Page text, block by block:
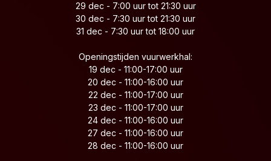
29 dec - 7:00 uur tot 21:30 uur
30 dec - 7:30 uur tot 21:30 uur
31 dec - 7:30 uur tot 18:00 uur
Openingstijden vuurwerkhal:
19 dec - 11:00-17:00 uur
20 dec - 11:00-16:00 uur
22 dec - 11:00-17:00 uur
23 dec - 11:00-17:00 uur
24 dec - 11:00-16:00 uur
27 dec - 11:00-16:00 uur
28 dec - 11:00-16:00 uur